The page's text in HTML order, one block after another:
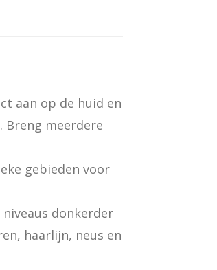
aan op de huid en
Breng meerdere
gebieden voor
donkerder
haarlijn, neus en